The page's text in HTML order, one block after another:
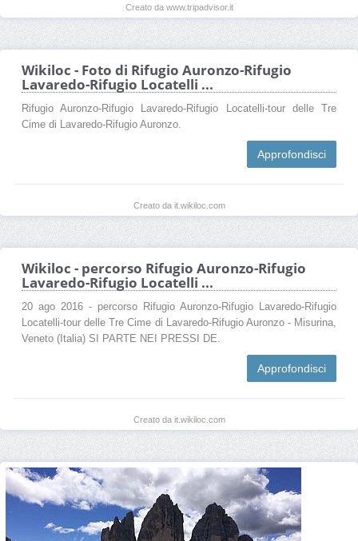
Creato da www.tripadvisor.it
Wikiloc - Foto di Rifugio Auronzo-Rifugio
Lavaredo-Rifugio Locatelli ...
Rifugio Auronzo-Rifugio Lavaredo-Rifugio Locatelli-tour delle Tre
Cime di Lavaredo-Rifugio Auronzo.
Approfondisci
Creato da it.wikiloc.com
Wikiloc - percorso Rifugio Auronzo-Rifugio
Lavaredo-Rifugio Locatelli ...
20 ago 2016 - percorso Rifugio Auronzo-Rifugio Lavaredo-Rifugio
Locatelli-tour delle Tre Cime di Lavaredo-Rifugio Auronzo - Misurina,
Veneto (Italia) SI PARTE NEI PRESSI DE.
Approfondisci
Creato da it.wikiloc.com